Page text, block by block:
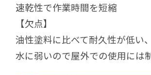
速乾性で作業時間を短縮
【欠点】
油性塗料に比べて耐久性が低い、
水に弱いので屋外での使用には